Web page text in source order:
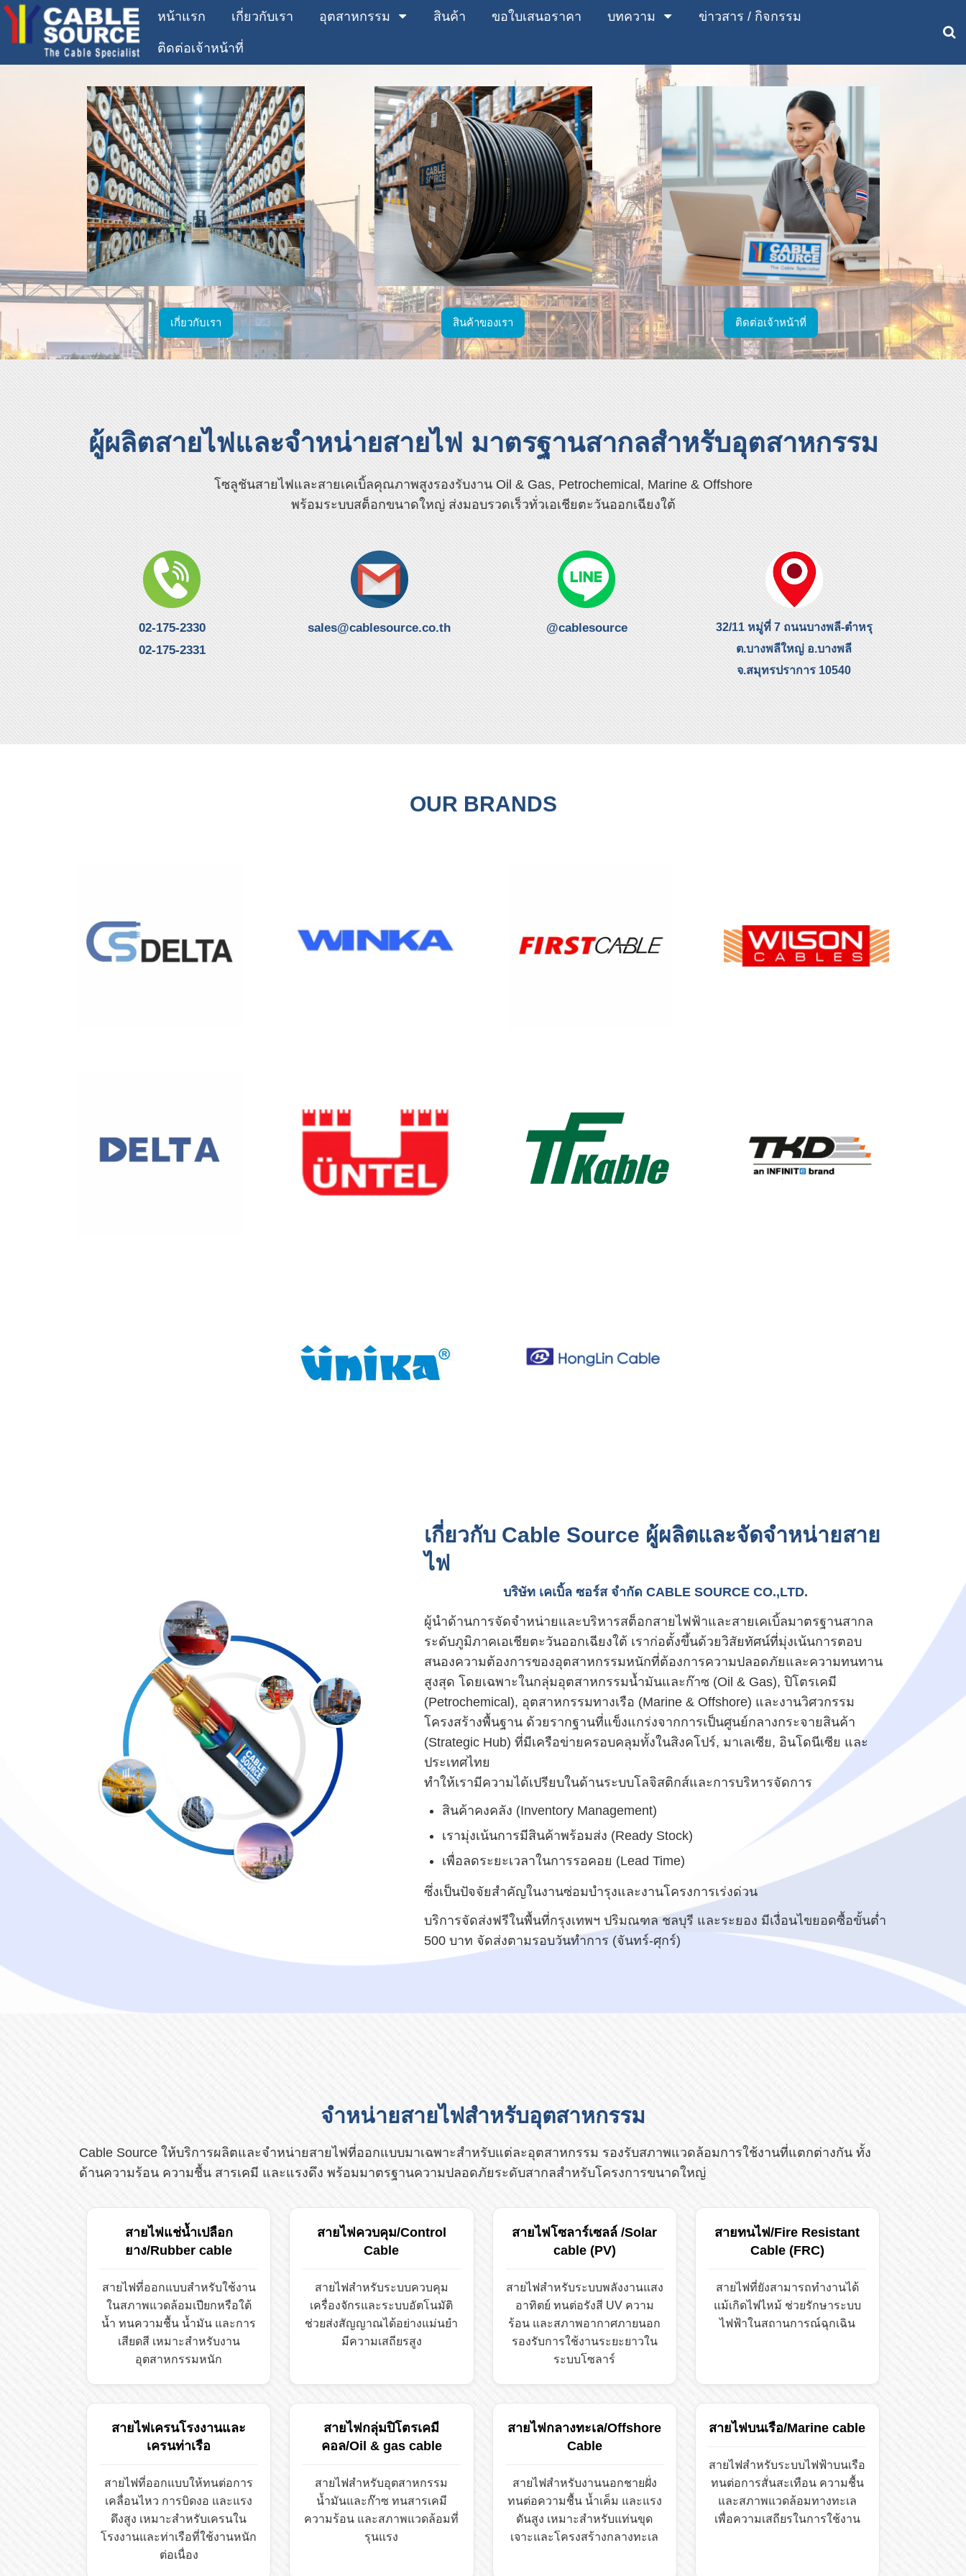
หน้าแรก เกี่ยวกับเรา อุตสาหกรรม สินค้า ขอใบเสนอราคา บทความ ข่าวสาร / กิจกรรม
ติดต่อเจ้าหน้าที่
เกี่ยวกับเรา สินค้าของเรา ติดต่อเจ้าหน้าที่
ผู้ผลิตสายไฟและจำหน่ายสายไฟ มาตรฐานสากลสำหรับอุตสาหกรรม
โซลูชันสายไฟและสายเคเบิ้ลคุณภาพสูงรองรับงาน Oil & Gas, Petrochemical, Marine & Offshore
พร้อมระบบสต็อกขนาดใหญ่ ส่งมอบรวดเร็วทั่วเอเชียตะวันออกเฉียงใต้
02-175-2330
02-175-2331
sales@cablesource.co.th @cablesource
32/11 หมู่ที่ 7 ถนนบางพลี-ตำหรุ
ต.บางพลีใหญ่ อ.บางพลี
จ.สมุทรปราการ 10540
OUR BRANDS
เกี่ยวกับ Cable Source ผู้ผลิตและจัดจำหน่ายสาย
ไฟ
บริษัท เคเบิ้ล ซอร์ส จำกัด CABLE SOURCE CO.,LTD.
ผู้นำด้านการจัดจำหน่ายและบริหารสต็อกสายไฟฟ้าและสายเคเบิ้ลมาตรฐานสากล
ระดับภูมิภาคเอเชียตะวันออกเฉียงใต้ เราก่อตั้งขึ้นด้วยวิสัยทัศน์ที่มุ่งเน้นการตอบ
สนองความต้องการของอุตสาหกรรมหนักที่ต้องการความปลอดภัยและความทนทาน
สูงสุด โดยเฉพาะในกลุ่มอุตสาหกรรมน้ำมันและก๊าซ (Oil & Gas), ปิโตรเคมี
(Petrochemical), อุตสาหกรรมทางเรือ (Marine & Offshore) และงานวิศวกรรม
โครงสร้างพื้นฐาน ด้วยรากฐานที่แข็งแกร่งจากการเป็นศูนย์กลางกระจายสินค้า
(Strategic Hub) ที่มีเครือข่ายครอบคลุมทั้งในสิงคโปร์, มาเลเซีย, อินโดนีเซีย และ
ประเทศไทย
ทำให้เรามีความได้เปรียบในด้านระบบโลจิสติกส์และการบริหารจัดการ
สินค้าคงคลัง (Inventory Management)
เรามุ่งเน้นการมีสินค้าพร้อมส่ง (Ready Stock)
เพื่อลดระยะเวลาในการรอคอย (Lead Time)
ซึ่งเป็นปัจจัยสำคัญในงานซ่อมบำรุงและงานโครงการเร่งด่วน
บริการจัดส่งฟรีในพื้นที่กรุงเทพฯ ปริมณฑล ชลบุรี และระยอง มีเงื่อนไขยอดซื้อขั้นต่ำ
500 บาท จัดส่งตามรอบวันทำการ (จันทร์-ศุกร์)
จำหน่ายสายไฟสำหรับอุตสาหกรรม
Cable Source ให้บริการผลิตและจำหน่ายสายไฟที่ออกแบบมาเฉพาะสำหรับแต่ละอุตสาหกรรม รองรับสภาพแวดล้อมการใช้งานที่แตกต่างกัน ทั้ง
ด้านความร้อน ความชื้น สารเคมี และแรงดึง พร้อมมาตรฐานความปลอดภัยระดับสากลสำหรับโครงการขนาดใหญ่
สายไฟแช่น้ำเปลือก
ยาง/Rubber cable
สายไฟที่ออกแบบสำหรับใช้งาน
ในสภาพแวดล้อมเปียกหรือใต้
น้ำ ทนความชื้น น้ำมัน และการ
เสียดสี เหมาะสำหรับงาน
อุตสาหกรรมหนัก
สายไฟควบคุม/Control
Cable
สายไฟสำหรับระบบควบคุม
เครื่องจักรและระบบอัตโนมัติ
ช่วยส่งสัญญาณได้อย่างแม่นยำ
มีความเสถียรสูง
สายไฟโซลาร์เซลล์ /Solar
cable (PV)
สายไฟสำหรับระบบพลังงานแสง
อาทิตย์ ทนต่อรังสี UV ความ
ร้อน และสภาพอากาศภายนอก
รองรับการใช้งานระยะยาวใน
ระบบโซลาร์
สายทนไฟ/Fire Resistant
Cable (FRC)
สายไฟที่ยังสามารถทำงานได้
แม้เกิดไฟไหม้ ช่วยรักษาระบบ
ไฟฟ้าในสถานการณ์ฉุกเฉิน
สายไฟเครนโรงงานและ
เครนท่าเรือ
สายไฟที่ออกแบบให้ทนต่อการ
เคลื่อนไหว การบิดงอ และแรง
ดึงสูง เหมาะสำหรับเครนใน
โรงงานและท่าเรือที่ใช้งานหนัก
ต่อเนื่อง
สายไฟกลุ่มปิโตรเคมี
คอล/Oil & gas cable
สายไฟสำหรับอุตสาหกรรม
น้ำมันและก๊าซ ทนสารเคมี
ความร้อน และสภาพแวดล้อมที่
รุนแรง
สายไฟกลางทะเล/Offshore
Cable
สายไฟสำหรับงานนอกชายฝั่ง
ทนต่อความชื้น น้ำเค็ม และแรง
ดันสูง เหมาะสำหรับแท่นขุด
เจาะและโครงสร้างกลางทะเล
สายไฟบนเรือ/Marine cable
สายไฟสำหรับระบบไฟฟ้าบนเรือ
ทนต่อการสั่นสะเทือน ความชื้น
และสภาพแวดล้อมทางทะเล
เพื่อความเสถียรในการใช้งาน